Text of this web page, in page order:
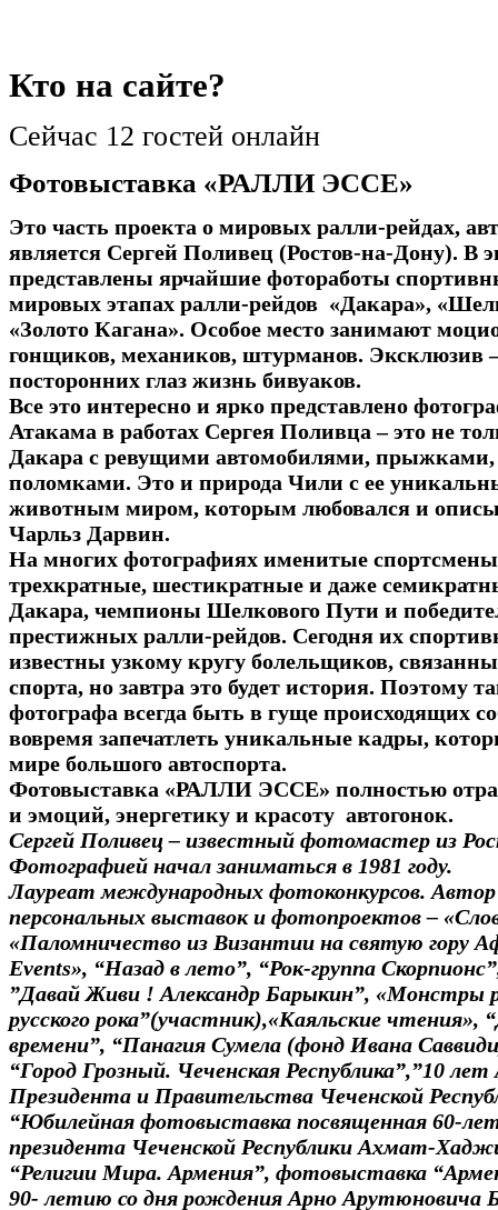
Кто на сайте?
Сейчас 12 гостей онлайн
Фотовыставка «РАЛЛИ ЭССЕ»
Это часть проекта о мировых ралли-рейдах,
является Сергей Поливец (Ростов-на-Дону). В
представлены ярчайшие фотоработы
мировых этапах ралли-рейдов «Дакара»,
«Золото Кагана». Особое место занимают
гонщиков, механиков, штурманов. Эксклюзив
посторонних глаз жизнь бивуаков.
Все это интересно и ярко представлено
Атакама в работах Сергея Поливца – это не
Дакара с ревущими автомобилями, прыжками,
поломками. Это и природа Чили с ее
животным миром, которым любовался и
Чарльз Дарвин.
На многих фотографиях именитые спортсмены
трехкратные, шестикратные и даже
Дакара, чемпионы Шелкового Пути и
престижных ралли-рейдов. Сегодня их
известны узкому кругу болельщиков,
спорта, но завтра это будет история. Поэтому
фотографа всегда быть в гуще происходящих
вовремя запечатлеть уникальные кадры,
мире большого автоспорта.
Фотовыставка «РАЛЛИ ЭССЕ» полностью
и эмоций, энергетику и красоту автогонок.
Сергей Поливец – известный фотомастер из
Фотографией начал заниматься в 1981 году.
Лауреат международных фотоконкурсов.
персональных выставок и фотопроектов –
«Паломничество из Византии на святую гору
Events», “Назад в лето”, “Рок-группа
”Давай Живи ! Александр Барыкин”, «Монстры
русского рока”(участник),«Каяльские чтения»,
времени”, “Панагия Сумела (фонд Ивана
“Город Грозный. Чеченская Республика”,”10
Президента и Правительства Чеченской
“Юбилейная фотовыставка посвященная 60-
президента Чеченской Республики Ахмат-
“Религии Мира. Армения”, фотовыставка
90- летию со дня рождения Арно Арутюновича